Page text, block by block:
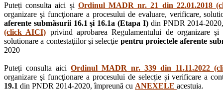
Puteți consulta aici și Ordinul MADR nr. 21 din 22.01.2018
organizare şi funcţionare a procesului de evaluare, verificare,
aferente submăsurii 16.1 şi 16.1a (Etapa I)din PNDR 2014-
(click AICI) privind aprobarea Regulamentului de organizare
solutionare a contestaţiilor şi selecţie pentru proiectele aferente
2020
Puteți consulta aici Ordinul MADR nr. 339 din 11.11.2022
organizare şi funcţionare a procesului de selecție și verificare a
19.1 din PNDR 2014-2020, împreună cu ANEXELE acestuia.